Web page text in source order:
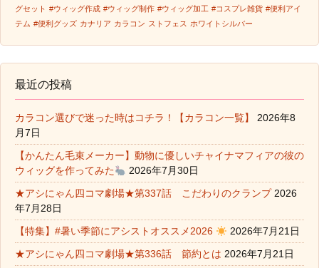
グセット #ウィッグ作成 #ウィッグ制作 #ウィッグ加工 #コスプレ雑貨 #便利アイ
テム #便利グッズ カナリア カラコン ストフェス ホワイトシルバー
最近の投稿
カラコン選びで迷った時はコチラ！【カラコン一覧】
2026年8
月7日
【かんたん毛束メーカー】動物に優しいチャイナマフィアの彼の
ウィッグを作ってみた
2026年7月30日
★アシにゃん四コマ劇場★第337話 こだわりのクランプ 2026
年7月28日
【特集】#暑い季節にアシストオススメ2026
2026年7月21日
★アシにゃん四コマ劇場★第336話 節約とは 2026年7月21日